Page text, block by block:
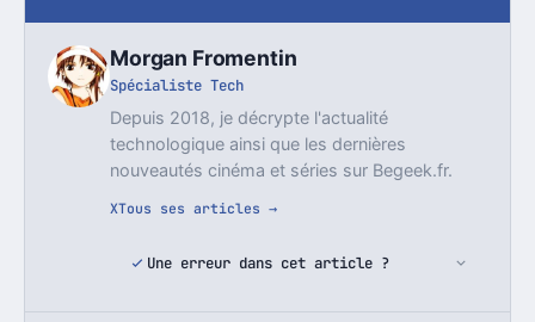
Morgan Fromentin
Spécialiste Tech
Depuis 2018, je décrypte l'actualité
technologique ainsi que les dernières
nouveautés cinéma et séries sur Begeek.fr.
XTous ses articles →
Une erreur dans cet article ?